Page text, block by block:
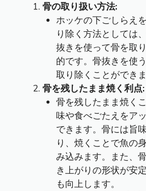
骨の取り扱い方法:
ホッケの下ごしらえ
り除く方法としては
抜きを使って骨を取
的です。骨抜きを使
取り除くことができま
骨を残したまま焼く利点:
骨を残したまま焼く
味や食べごたえをア
できます。骨には旨
り、焼くことで魚の
み込みます。また、
き上がりの形状が安
も向上します。